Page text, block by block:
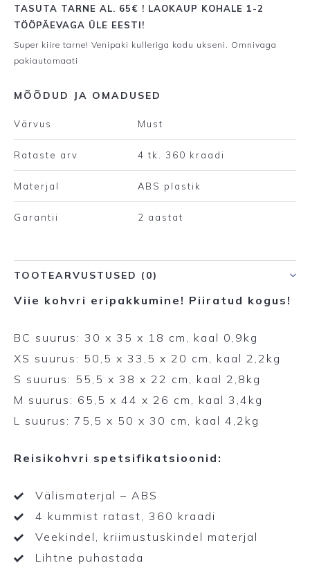
Viie kohvri eripakkumine! Piiratud kogus!
BC suurus: 30 x 35 x 18 cm, kaal 0,9kg
XS suurus: 50,5 x 33,5 x 20 cm, kaal 2,2kg
S suurus: 55,5 x 38 x 22 cm, kaal 2,8kg
M suurus: 65,5 x 44 x 26 cm, kaal 3,4kg
L suurus: 75,5 x 50 x 30 cm, kaal 4,2kg
Reisikohvri spetsifikatsioonid:
Välismaterjal – ABS
4 kummist ratast, 360 kraadi
Veekindel, kriimustuskindel materjal
Lihtne puhastada
TASUTA TARNE AL. 65€ ! LAOKAUP KOHALE 1-2
TÖÖPÄEVAGA ÜLE EESTI!
Super kiire tarne! Venipaki kulleriga kodu ukseni. Omnivaga
pakiautomaati
MÕÕDUD JA OMADUSED
Värvus Must
Rataste arv 4 tk. 360 kraadi
Materjal ABS plastik
Garantii 2 aastat
TOOTEARVUSTUSED (0)